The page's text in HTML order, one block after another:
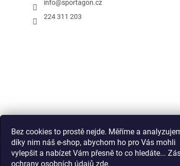
Bez cookies to prostě nejde. Měříme a
díky nim náš e-shop, abychom ho pro Vás mohli
vylepšit a nabízet Vám přesně to co hledáte...
ochrany osobních údajů zde.
info@sportagon.cz
224 311 203